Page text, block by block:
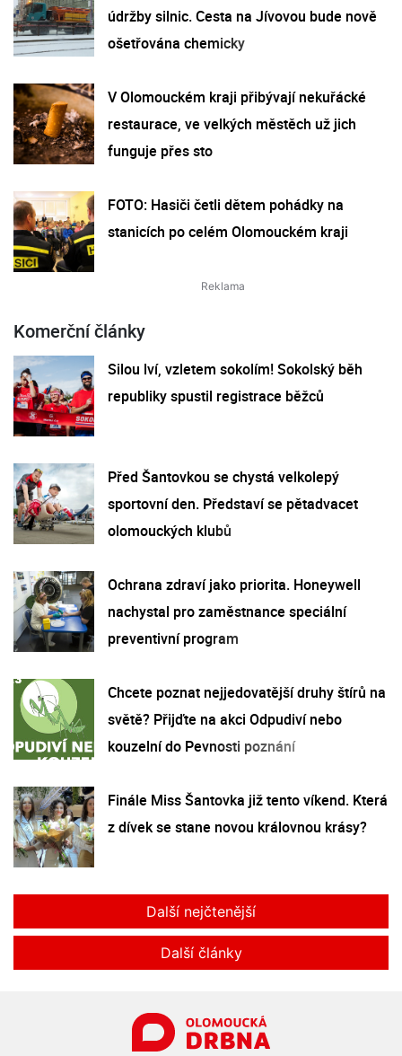
údržby silnic. Cesta na Jívovou bude nově
ošetřována chemicky
V Olomouckém kraji přibývají nekuřácké
restaurace, ve velkých městěch už jich
funguje přes sto
FOTO: Hasiči četli dětem pohádky na
stanicích po celém Olomouckém kraji
Komerční články
Silou lví, vzletem sokolím! Sokolský běh
republiky spustil registrace běžců
Před Šantovkou se chystá velkolepý
sportovní den. Představí se pětadvacet
olomouckých klubů
Ochrana zdraví jako priorita. Honeywell
nachystal pro zaměstnance speciální
preventivní program
Chcete poznat nejjedovatější druhy štírů na
světě? Přijďte na akci Odpudiví nebo
kouzelní do Pevnosti poznání
Finále Miss Šantovka již tento víkend. Která
z dívek se stane novou královnou krásy?
Další nejčtenější
Další články